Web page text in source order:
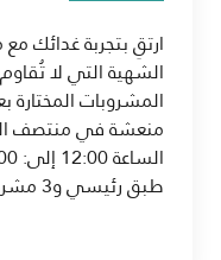
ارتقِ بتجربة غدائك
الشهية التي لا
المشروبات المختارة
منعشة في منتصف
طبق رئيسي و3 مشروبات